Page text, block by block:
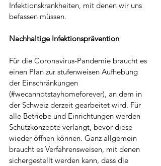
Infektionskrankheiten, mit denen wir uns
befassen müssen.
Nachhaltige Infektionsprävention
Für die Coronavirus-Pandemie braucht es
einen Plan zur stufenweisen Aufhebung
der Einschränkungen
(#wecannotstayhomeforever), an dem in
der Schweiz derzeit gearbeitet wird. Für
alle Betriebe und Einrichtungen werden
Schutzkonzepte verlangt, bevor diese
wieder öffnen können. Ganz allgemein
braucht es Verfahrensweisen, mit denen
sichergestellt werden kann, dass die